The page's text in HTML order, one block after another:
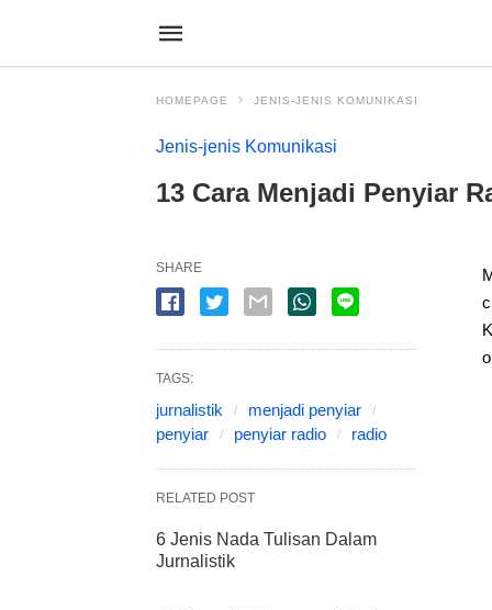
HOMEPAGE JENIS-JENIS KOMUNIKASI
Jenis-jenis Komunikasi
13 Cara Menjadi Penyiar
SHARE
TAGS:
jurnalistik
menjadi penyiar
penyiar
penyiar radio radio
RELATED POST
6 Jenis Nada Tulisan Dalam
Jurnalistik